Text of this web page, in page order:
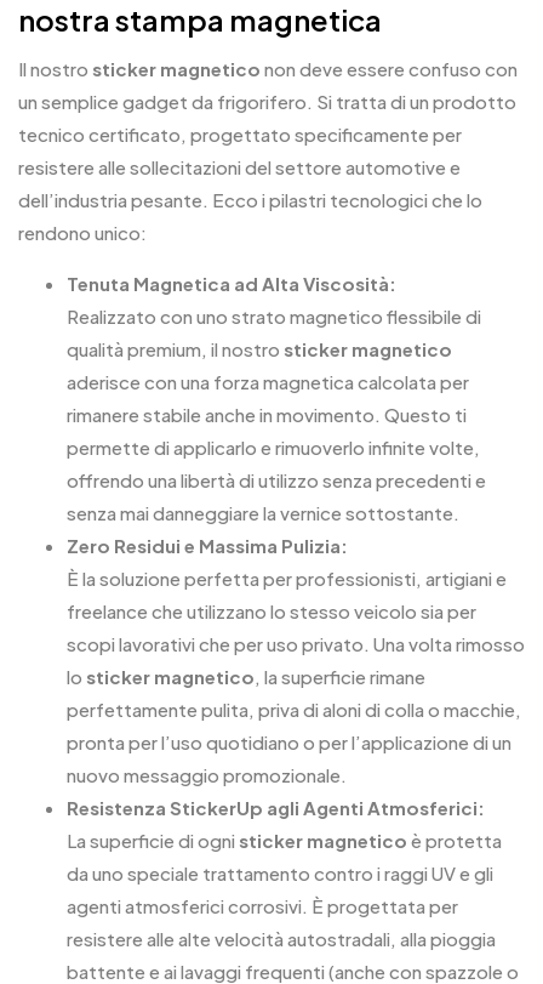
nostra stampa magnetica
Il nostro sticker magnetico non deve essere confuso con
un semplice gadget da frigorifero. Si tratta di un prodotto
tecnico certificato, progettato specificamente per
resistere alle sollecitazioni del settore automotive e
dell’industria pesante. Ecco i pilastri tecnologici che lo
rendono unico:
Tenuta Magnetica ad Alta Viscosità:
Realizzato con uno strato magnetico flessibile di
qualità premium, il nostro sticker magnetico
aderisce con una forza magnetica calcolata per
rimanere stabile anche in movimento. Questo ti
permette di applicarlo e rimuoverlo infinite volte,
offrendo una libertà di utilizzo senza precedenti e
senza mai danneggiare la vernice sottostante.
Zero Residui e Massima Pulizia:
È la soluzione perfetta per professionisti, artigiani e
freelance che utilizzano lo stesso veicolo sia per
scopi lavorativi che per uso privato. Una volta rimosso
lo sticker magnetico, la superficie rimane
perfettamente pulita, priva di aloni di colla o macchie,
pronta per l’uso quotidiano o per l’applicazione di un
nuovo messaggio promozionale.
Resistenza StickerUp agli Agenti Atmosferici:
La superficie di ogni sticker magnetico è protetta
da uno speciale trattamento contro i raggi UV e gli
agenti atmosferici corrosivi. È progettata per
resistere alle alte velocità autostradali, alla pioggia
battente e ai lavaggi frequenti (anche con spazzole o